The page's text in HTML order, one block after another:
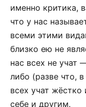
именно критика,
что у нас
всеми этими
близко ею не
нас всех не учат
либо (разве что,
всех учат жёстко
себе и другим.